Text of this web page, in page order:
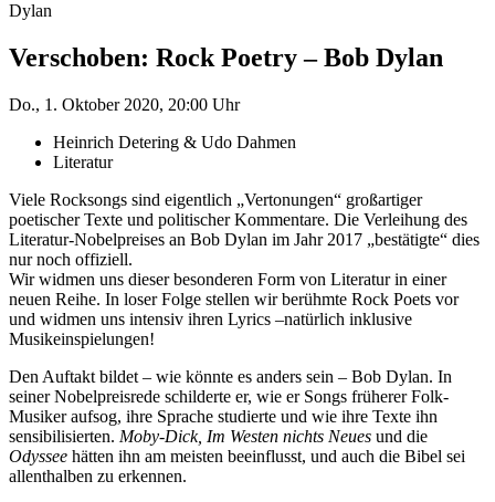
Dylan
Verschoben: Rock Poetry – Bob Dylan
Do., 1. Oktober 2020, 20:00 Uhr
Heinrich Detering & Udo Dahmen
Literatur
Viele Rocksongs sind eigentlich „Vertonungen“ großartiger
poetischer Texte und politischer Kommentare. Die Verleihung des
Literatur-Nobelpreises an Bob Dylan im Jahr 2017 „bestätigte“ dies
nur noch offiziell.
Wir widmen uns dieser besonderen Form von Literatur in einer
neuen Reihe. In loser Folge stellen wir berühmte Rock Poets vor
und widmen uns intensiv ihren Lyrics –natürlich inklusive
Musikeinspielungen!
Den Auftakt bildet – wie könnte es anders sein – Bob Dylan. In
seiner Nobelpreisrede schilderte er, wie er Songs früherer Folk-
Musiker aufsog, ihre Sprache studierte und wie ihre Texte ihn
sensibilisierten. Moby-Dick, Im Westen nichts Neues und die
Odyssee hätten ihn am meisten beeinflusst, und auch die Bibel sei
allenthalben zu erkennen.